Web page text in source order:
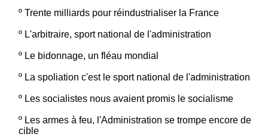
º Trente milliards pour réindustrialiser la France
º L'arbitraire, sport national de l'administration
º Le bidonnage, un fléau mondial
º La spoliation c'est le sport national de l'administration
º Les socialistes nous avaient promis le socialisme
º Les armes à feu, l'Administration se trompe encore de
cible